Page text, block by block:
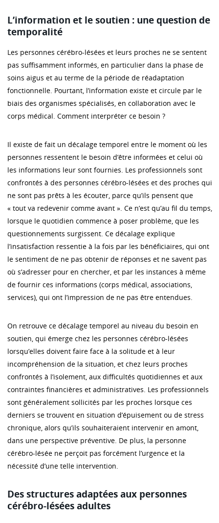
L’information et le soutien : une question de
temporalité
Les personnes cérébro-lésées et leurs proches ne se sentent
pas suffisamment informés, en particulier dans la phase de
soins aigus et au terme de la période de réadaptation
fonctionnelle. Pourtant, l’information existe et circule par le
biais des organismes spécialisés, en collaboration avec le
corps médical. Comment interpréter ce besoin ?
Il existe de fait un décalage temporel entre le moment où les
personnes ressentent le besoin d’être informées et celui où
les informations leur sont fournies. Les professionnels sont
confrontés à des personnes cérébro-lésées et des proches qui
ne sont pas prêts à les écouter, parce qu’ils pensent que
« tout va redevenir comme avant ». Ce n’est qu’au fil du temps,
lorsque le quotidien commence à poser problème, que les
questionnements surgissent. Ce décalage explique
l’insatisfaction ressentie à la fois par les bénéficiaires, qui ont
le sentiment de ne pas obtenir de réponses et ne savent pas
où s’adresser pour en chercher, et par les instances à même
de fournir ces informations (corps médical, associations,
services), qui ont l’impression de ne pas être entendues.
On retrouve ce décalage temporel au niveau du besoin en
soutien, qui émerge chez les personnes cérébro-lésées
lorsqu’elles doivent faire face à la solitude et à leur
incompréhension de la situation, et chez leurs proches
confrontés à l’isolement, aux difficultés quotidiennes et aux
contraintes financières et administratives. Les professionnels
sont généralement sollicités par les proches lorsque ces
derniers se trouvent en situation d’épuisement ou de stress
chronique, alors qu’ils souhaiteraient intervenir en amont,
dans une perspective préventive. De plus, la personne
cérébro-lésée ne perçoit pas forcément l’urgence et la
nécessité d’une telle intervention.
Des structures adaptées aux personnes
cérébro-lésées adultes